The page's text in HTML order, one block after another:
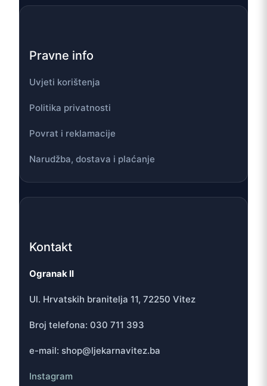
Pravne info
Uvjeti korištenja
Politika privatnosti
Povrat i reklamacije
Narudžba, dostava i plaćanje
Kontakt
Ogranak II
Ul. Hrvatskih branitelja 11, 72250 Vitez
Broj telefona: 030 711 393
e-mail: shop@ljekarnavitez.ba
Instagram